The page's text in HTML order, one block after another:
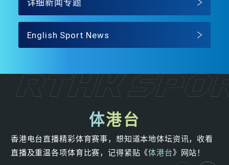
详细新闻专题
English Sport News
体港台
香港电台直播精彩体育赛事，想知道本地体坛资讯，收看
直播及重温各项体育比赛，记得紧贴《体港台》网站！